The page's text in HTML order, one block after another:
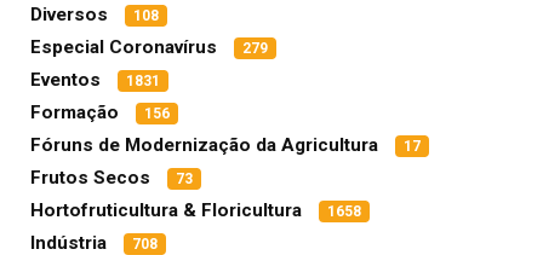
Diversos 108
Especial Coronavírus 279
Eventos 1831
Formação 156
Fóruns de Modernização da Agricultura 17
Frutos Secos 73
Hortofruticultura & Floricultura 1658
Indústria 708